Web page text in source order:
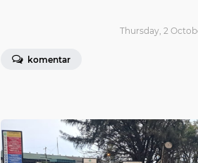
Thursday, 2
komentar